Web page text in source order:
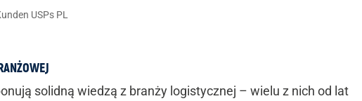
USPs PL
solidną wiedzą z branży logistycznej – wielu z nich od lat